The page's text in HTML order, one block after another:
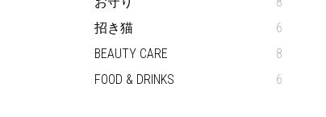
招き猫
6
BEAUTY CARE
8
FOOD & DRINKS
6